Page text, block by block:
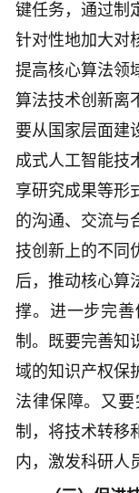
键任务，通过制
针对性地加大对
提高核心算法领
算法技术创新离
要从国家层面建
成式人工智能技
享研究成果等形
的沟通、交流与
技创新上的不同
后，推动核心算
撑。进一步完
制。既要完善知
域的知识产权保
法律保障。又
制，将技术转移
内，激发科研人